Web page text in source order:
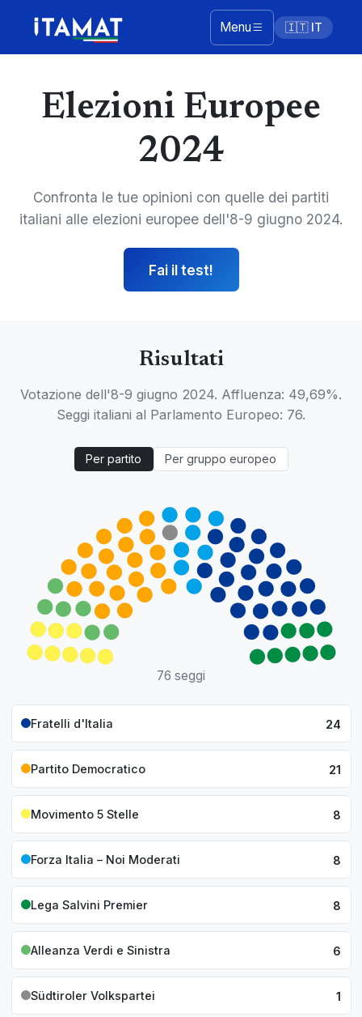
Menu 🇮🇹 IT
Elezioni Europee
2024
Confronta le tue opinioni con quelle dei partiti
italiani alle elezioni europee dell'8-9 giugno 2024.
Fai il test!
Risultati
Votazione dell'8-9 giugno 2024. Affluenza: 49,69%.
Seggi italiani al Parlamento Europeo: 76.
Per partito Per gruppo europeo
76 seggi
Fratelli d'Italia 24
Partito Democratico 21
Movimento 5 Stelle 8
Forza Italia – Noi Moderati 8
Lega Salvini Premier 8
Alleanza Verdi e Sinistra 6
Südtiroler Volkspartei 1